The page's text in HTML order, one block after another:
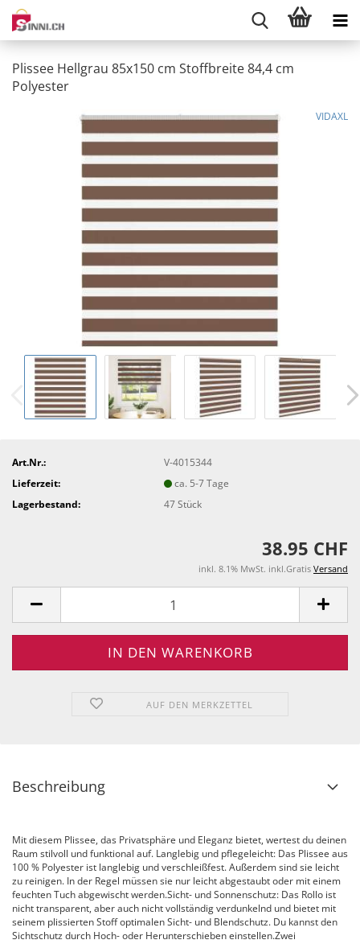
Plissee Hellgrau 85x150 cm Stoffbreite 84,4 cm
Polyester
VIDAXL
Art.Nr.:
V-4015344
Lieferzeit:
ca. 5-7 Tage
Lagerbestand:
47Stück
38.95 CHF
inkl. 8.1% MwSt. inkl.Gratis Versand
AUF DEN MERKZETTEL
Beschreibung
Mit diesem Plissee, das Privatsphäre und Eleganz bietet, wertest du deinen
Raum stilvoll und funktional auf. Langlebig und pflegeleicht: Das Plissee aus
100 % Polyester ist langlebig und verschleißfest. Außerdem sind sie leicht
zu reinigen. In der Regel müssen sie nur leicht abgestaubt oder mit einem
feuchten Tuch abgewischt werden.Sicht- und Sonnenschutz: Das Rollo ist
nicht transparent, aber auch nicht vollständig verdunkelnd und bietet mit
seinem plissierten Stoff optimalen Sicht- und Blendschutz. Du kannst den
Sichtschutz durch Hoch- oder Herunterschieben einstellen.Zwei